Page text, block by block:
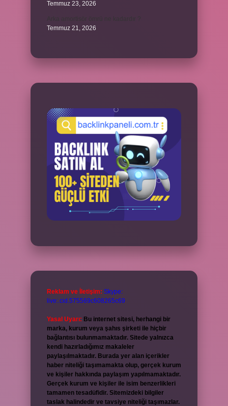
Temmuz 23, 2026
Temmuz 21, 2026
Reklam ve İletişim: Skype:
live:.cid.575569c608265c69
Yasal Uyarı: Bu internet sitesi, herhangi bir
marka, kurum veya şahıs şirketi ile hiçbir
bağlantısı bulunmamaktadır. Sitede yalnızca
kendi hazırladığımız makaleler
paylaşılmaktadır. Burada yer alan içerikler
haber niteliği taşımamakta olup, gerçek kurum
ve kişiler hakkında paylaşım yapılmamaktadır.
Gerçek kurum ve kişiler ile isim benzerlikleri
tamamen tesadüfidir. Sitemizdeki bilgiler
taslak halindedir ve tavsiye niteliği taşımazlar.